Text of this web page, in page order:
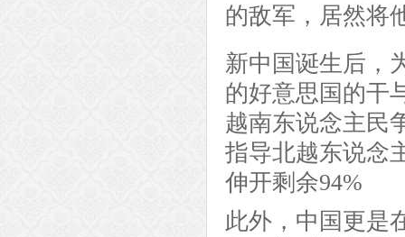
的敌军，居然将
新中国诞生后，
的好意思国的干
越南东说念主民
指导北越东说念
伸开剩余94%
此外，中国更是